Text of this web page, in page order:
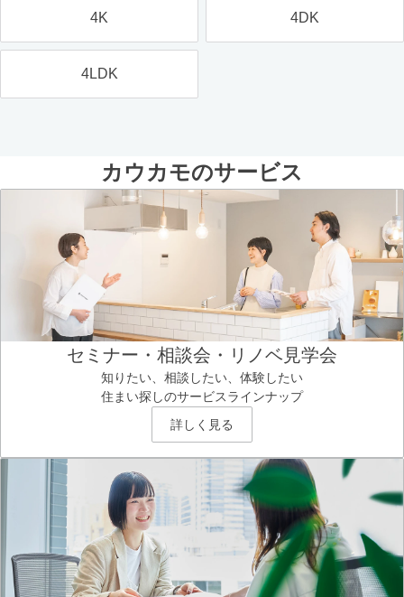
4K 4DK
4LDK
カウカモのサービス
セミナー・相談会・リノベ見学会
知りたい、相談したい、体験したい
住まい探しのサービスラインナップ
詳しく見る